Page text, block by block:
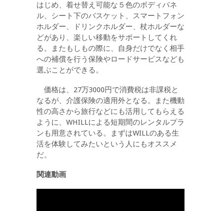
はじめ、着せ替え可能な５色のボディパネ
ル、シート下のバスケット、スマートフォン
ホルダー、ドリンクホルダー、杖ホルダーな
どがあり、楽しい移動をサポートしてくれ
る。またもしもの際に、自身だけでなく相手
への補償を行う保険やロードサービスなども
選ぶことができる。
価格は、27万3000円で消費税は非課税と
なるが、介護保険の適用外となる。また機動
性の高さから旅行などにも活用してもらえる
ように、WHILLによる短期間のレンタルプラ
ンも用意されている。まずはWILLのある生
活を体験してみたいという人にもオススメ
だ。
関連動画